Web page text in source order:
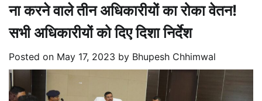
ना करने वाले तीन अधिकारीयों का रोका वेतन!
सभी अधिकारीयों को दिए दिशा निर्देश
Posted on May 17, 2023 by Bhupesh Chhimwal